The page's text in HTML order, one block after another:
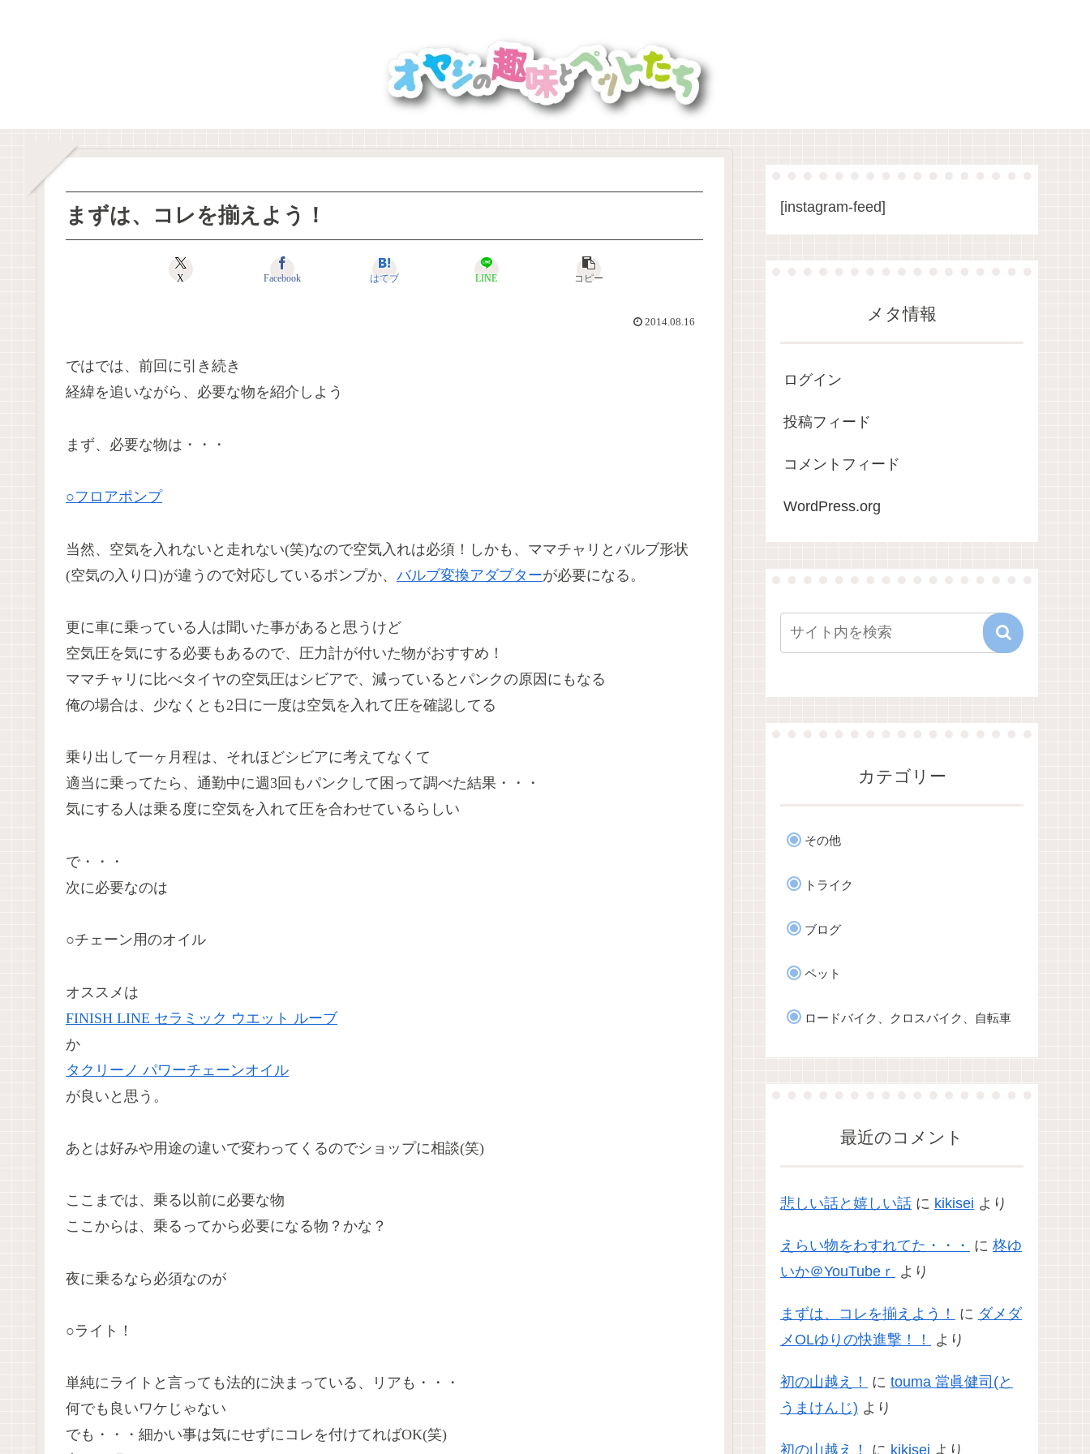
まずは、コレを揃えよう！
X Facebook はてブ LINE コピー
2014.08.16
ではでは、前回に引き続き
経緯を追いながら、必要な物を紹介しよう
まず、必要な物は・・・
○フロアポンプ
当然、空気を入れないと走れない(笑)なので空気入れは必須！しかも、ママチャリとバルブ形状
(空気の入り口)が違うので対応しているポンプか、 バルブ変換アダプターが必要になる。
更に車に乗っている人は聞いた事があると思うけど
空気圧を気にする必要もあるので、圧力計が付いた物がおすすめ！
ママチャリに比べタイヤの空気圧はシビアで、減っているとパンクの原因にもなる
俺の場合は、少なくとも2日に一度は空気を入れて圧を確認してる
乗り出して一ヶ月程は、それほどシビアに考えてなくて
適当に乗ってたら、通勤中に週3回もパンクして困って調べた結果・・・
気にする人は乗る度に空気を入れて圧を合わせているらしい
で・・・
次に必要なのは
○チェーン用のオイル
オススメは
FINISH LINE セラミック ウエット ルーブ
か
タクリーノ パワーチェーンオイル
が良いと思う。
あとは好みや用途の違いで変わってくるのでショップに相談(笑)
ここまでは、乗る以前に必要な物
ここからは、乗るってから必要になる物？かな？
夜に乗るなら必須なのが
○ライト！
単純にライトと言っても法的に決まっている、リアも・・・
何でも良いワケじゃない
でも・・・細かい事は気にせずにコレを付けてればOK(笑)
[instagram-feed]
メタ情報
ログイン
投稿フィード
コメントフィード
WordPress.org
カテゴリー
その他
トライク
ブログ
ペット
ロードバイク、クロスバイク、自転車
最近のコメント
悲しい話と嬉しい話 に kikisei より
えらい物をわすれてた・・・ に 柊ゆ
いか＠YouTubeｒ
より
まずは、コレを揃えよう！ に ダメダ
メOLゆりの快進撃！！
より
初の山越え！ に touma 當眞健司(と
うまけんじ) より
初の山越え！ に kikisei より